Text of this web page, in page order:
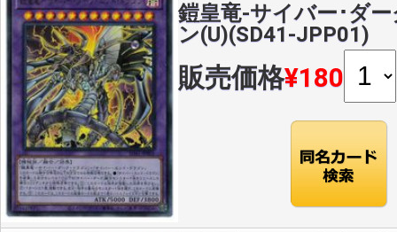
鎧皇竜-サイバー･ダ
ン(U)(SD41-JPP01)
販売価格¥180